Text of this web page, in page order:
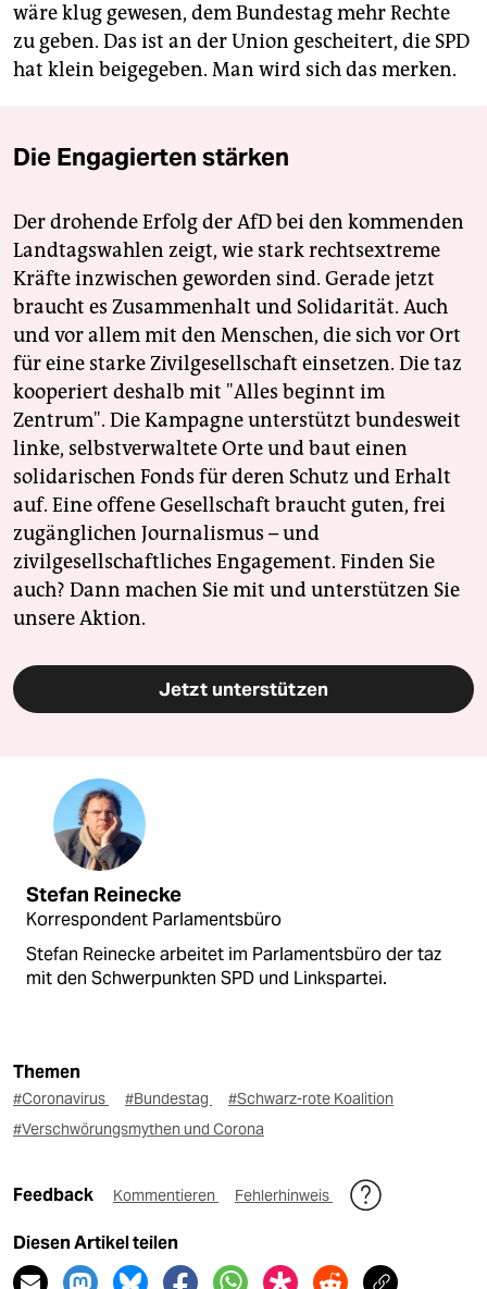
wäre klug gewesen, dem Bundestag mehr Rechte
zu geben. Das ist an der Union gescheitert, die SPD
hat klein beigegeben. Man wird sich das merken.
Die Engagierten stärken
Der drohende Erfolg der AfD bei den kommenden
Landtagswahlen zeigt, wie stark rechtsextreme
Kräfte inzwischen geworden sind. Gerade jetzt
braucht es Zusammenhalt und Solidarität. Auch
und vor allem mit den Menschen, die sich vor Ort
für eine starke Zivilgesellschaft einsetzen. Die taz
kooperiert deshalb mit "Alles beginnt im
Zentrum". Die Kampagne unterstützt bundesweit
linke, selbstverwaltete Orte und baut einen
solidarischen Fonds für deren Schutz und Erhalt
auf. Eine offene Gesellschaft braucht guten, frei
zugänglichen Journalismus – und
zivilgesellschaftliches Engagement. Finden Sie
auch? Dann machen Sie mit und unterstützen Sie
unsere Aktion.
Jetzt unterstützen
Stefan Reinecke
Korrespondent Parlamentsbüro
Stefan Reinecke arbeitet im Parlamentsbüro der taz
mit den Schwerpunkten SPD und Linkspartei.
Themen
#Coronavirus #Bundestag
#Schwarz-rote Koalition
#Verschwörungsmythen und Corona
Feedback Kommentieren Fehlerhinweis
Diesen Artikel teilen